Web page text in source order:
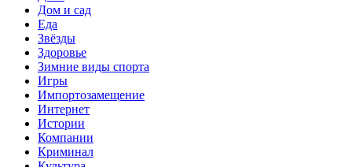
Дом и сад
Еда
Звёзды
Здоровье
Зимние виды спорта
Игры
Импортозамещение
Интернет
Истории
Компании
Криминал